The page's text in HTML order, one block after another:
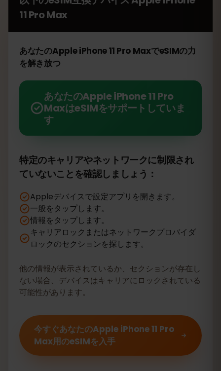
11 Pro Max
あなたのApple iPhone 11 Pro MaxでeSIMの力
を解き放つ
あなたのApple iPhone 11 Pro
MaxはeSIMをサポートしていま
す
特定のキャリアやネットワークに制限され
ていないことを確認しましょう：
Appleデバイスで設定アプリを開きます。
一般をタップします。
情報をタップします。
キャリアロックまたはネットワークプロバイダ
ロックのセクションを探します。
他の情報が表示されているか、セクションが存在し
ない場合、デバイスはキャリアにロックされている
可能性があります。
今すぐあなたのApple iPhone 11 Pro
Max用のeSIMを入手